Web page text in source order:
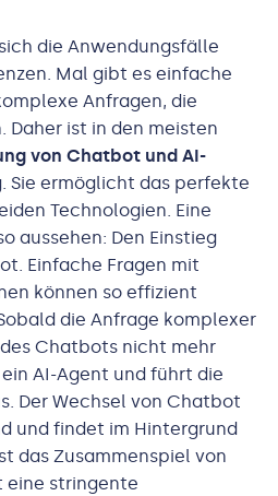
die Anwendungsfälle
Mal gibt es einfache
Anfragen, die
Daher ist in den meisten
von Chatbot und AI-
Sie ermöglicht das perfekte
Technologien. Eine
aussehen: Den Einstieg
Einfache Fragen mit
können so effizient
die Anfrage komplexer
Chatbots nicht mehr
AI-Agent und führt die
Der Wechsel von Chatbot
und findet im Hintergrund
das Zusammenspiel von
eine stringente